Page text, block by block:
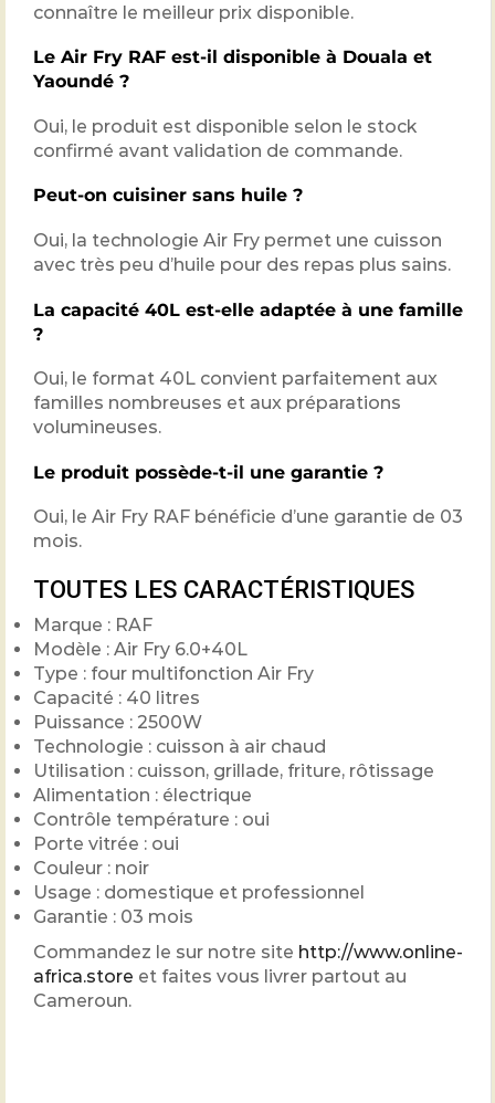
connaître le meilleur prix disponible.
Le Air Fry RAF est-il disponible à Douala et
Yaoundé ?
Oui, le produit est disponible selon le stock
confirmé avant validation de commande.
Peut-on cuisiner sans huile ?
Oui, la technologie Air Fry permet une cuisson
avec très peu d’huile pour des repas plus sains.
La capacité 40L est-elle adaptée à une famille
?
Oui, le format 40L convient parfaitement aux
familles nombreuses et aux préparations
volumineuses.
Le produit possède-t-il une garantie ?
Oui, le Air Fry RAF bénéficie d’une garantie de 03
mois.
TOUTES LES CARACTÉRISTIQUES
Marque : RAF
Modèle : Air Fry 6.0+40L
Type : four multifonction Air Fry
Capacité : 40 litres
Puissance : 2500W
Technologie : cuisson à air chaud
Utilisation : cuisson, grillade, friture, rôtissage
Alimentation : électrique
Contrôle température : oui
Porte vitrée : oui
Couleur : noir
Usage : domestique et professionnel
Garantie : 03 mois
Commandez le sur notre site http://www.online-
africa.store et faites vous livrer partout au
Cameroun.